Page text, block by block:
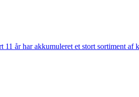
år har akkumuleret et stort sortiment